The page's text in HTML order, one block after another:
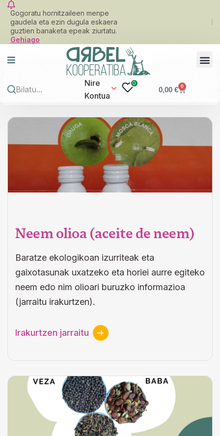
Gogoratu hornitzaileen menpe
gaudela eta ezin dugula eskaera
guztien banaketa epeak ziurtatu.
Gehiago
Nire
Kontua
0
0,00€ 0
Neem olioa (aceite de neem)
Baratze ekologikoan izurriteak eta
gaixotasunak uxatzeko eta horiei aurre egiteko
neem edo nim olioari buruzko informazioa
(jarraitu irakurtzen).
Irakurtzen jarraitu